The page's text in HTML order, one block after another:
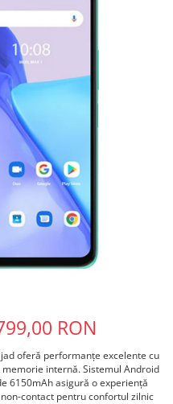
RON
oferă performanțe excelente cu
memorie internă. Sistemul Android
6150mAh asigură o experiență
contact pentru confortul zilnic